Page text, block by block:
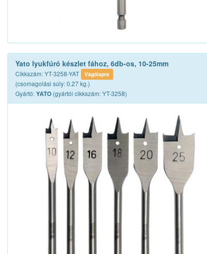
Yato lyukfúró készlet fához, 6db-os, 10-25mm
Cikkszám: YT-3258-YAT Vágólapra
(csomagolási súly: 0.27 kg.)
Gyártó:YATO (gyártói cikkszám: YT-3258)